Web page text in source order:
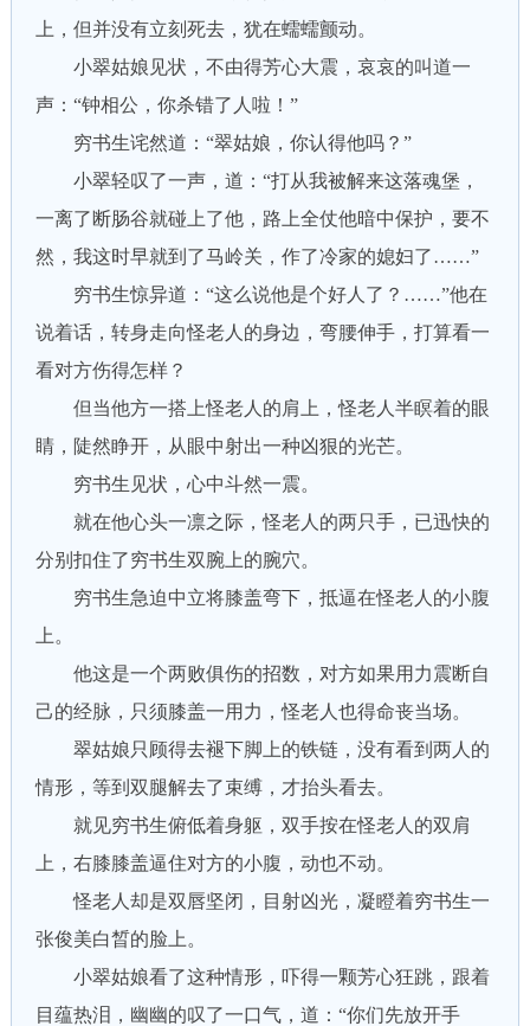
上，但并没有立刻死去，犹在蠕蠕颤动。
小翠姑娘见状，不由得芳心大震，哀哀的叫道一
声：“钟相公，你杀错了人啦！”
穷书生诧然道：“翠姑娘，你认得他吗？”
小翠轻叹了一声，道：“打从我被解来这落魂堡，
一离了断肠谷就碰上了他，路上全仗他暗中保护，要不
然，我这时早就到了马岭关，作了冷家的媳妇了……”
穷书生惊异道：“这么说他是个好人了？……”他在
说着话，转身走向怪老人的身边，弯腰伸手，打算看一
看对方伤得怎样？
但当他方一搭上怪老人的肩上，怪老人半瞑着的眼
睛，陡然睁开，从眼中射出一种凶狠的光芒。
穷书生见状，心中斗然一震。
就在他心头一凛之际，怪老人的两只手，已迅快的
分别扣住了穷书生双腕上的腕穴。
穷书生急迫中立将膝盖弯下，抵逼在怪老人的小腹
上。
他这是一个两败俱伤的招数，对方如果用力震断自
己的经脉，只须膝盖一用力，怪老人也得命丧当场。
翠姑娘只顾得去褪下脚上的铁链，没有看到两人的
情形，等到双腿解去了束缚，才抬头看去。
就见穷书生俯低着身躯，双手按在怪老人的双肩
上，右膝膝盖逼住对方的小腹，动也不动。
怪老人却是双唇坚闭，目射凶光，凝瞪着穷书生一
张俊美白晳的脸上。
小翠姑娘看了这种情形，吓得一颗芳心狂跳，跟着
目蕴热泪，幽幽的叹了一口气，道：“你们先放开手